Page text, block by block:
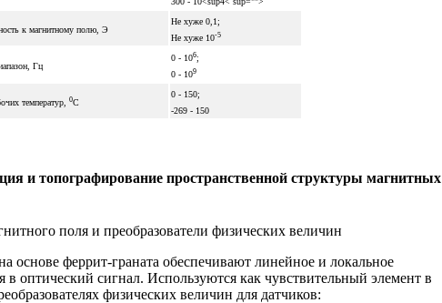
к магнитному полю, Э
Не хуже 0,1;
Не хуже 10-5
Гц
0 - 106;
0 - 109
температур, 0С
0 - 150;
-269 - 150
и топографирование пространственной структуры магнитных
поля и преобразователи физических величин
основе феррит-граната обеспечивают линейное и локальное
в оптический сигнал. Используются как чувствительный элемент в
физических величин для датчиков: